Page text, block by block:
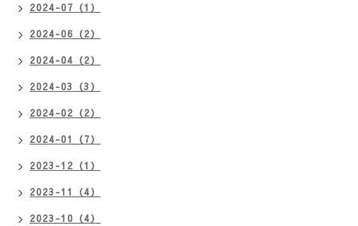
2024-07（1）
2024-06（2）
2024-04（2）
2024-03（3）
2024-02（2）
2024-01（7）
2023-12（1）
2023-11（4）
2023-10（4）